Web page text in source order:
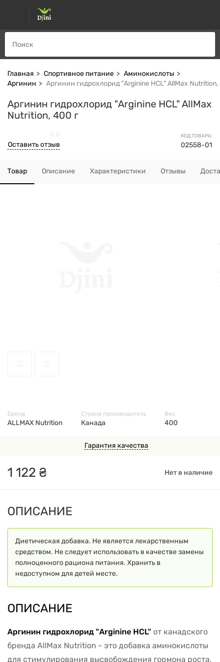
Главная Спортивное питание
Аминокислоты
Аргинин
Аргинин гидрохлорид "Arginine HCL" AllMax Nutrition,
Аргинин гидрохлорид "Arginine HCL" AllMax
Nutrition, 400 г
КОД ТОВАРА:
02558-01
Оставить отзыв
Товар Описание Характеристики Отзывы
Гарантия качества
1 122 ₴ Нет в наличие
Бренд
ALLMAX Nutrition
Страна производитель
Канада
Вес
400
ОПИСАНИЕ
Диетическая добавка. Не является лекарственным
средством. Не следует использовать в качестве замены
полноценного рациона питания. Хранить в
недоступном для детей месте.
ОПИСАНИЕ
Аргинин гидрохлорид "Arginine HCL" от канадского
бренда AllMax Nutrition - это добавка аминокислоты
для стимулирования высвобождения гормона роста,